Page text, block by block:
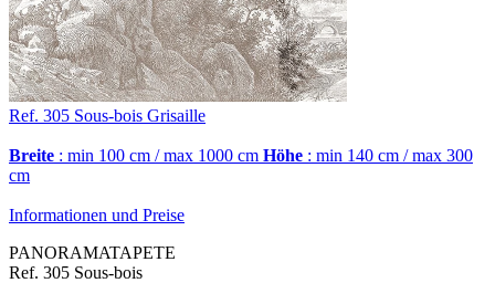
Ref. 305 Sous-bois Grisaille
Breite : min 100 cm / max 1000 cm Höhe : min 140 cm / max 300
cm
Informationen und Preise
PANORAMATAPETE
Ref. 305 Sous-bois